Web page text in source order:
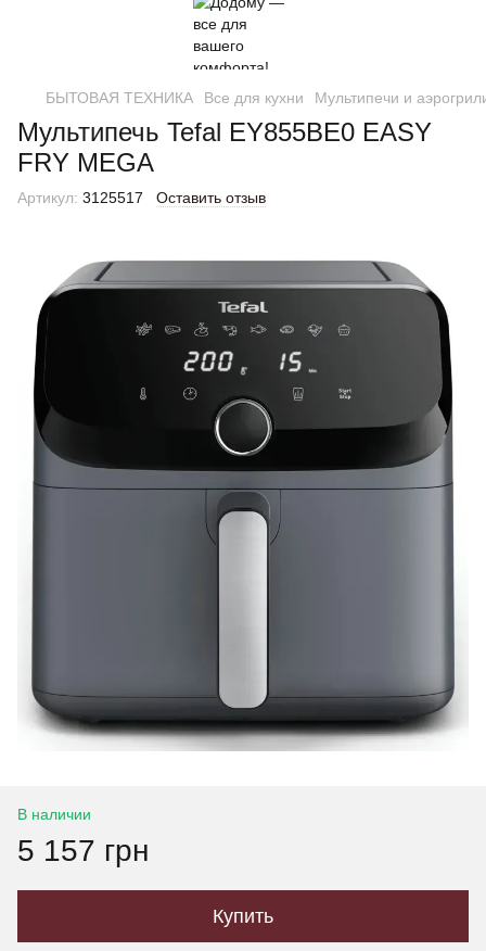
БЫТОВАЯ ТЕХНИКА Все для кухни Мультипечи и
Мультипечь Tefal EY855BE0 EASY
FRY MEGA
Артикул: 3125517 Оставить отзыв
В наличии
5 157 грн
Купить